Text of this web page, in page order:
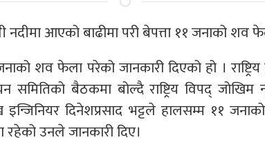
नदीमा आएको बाढीमा परी बेपत्ता ११ जनाको शव
शव फेला परेको जानकारी दिएको हो ।
समितिको बैठकमा बोल्दै राष्ट्रिय विपद्
इन्जिनियर दिनेशप्रसाद भट्टले हालसम्म ११
उनले जानकारी दिए।